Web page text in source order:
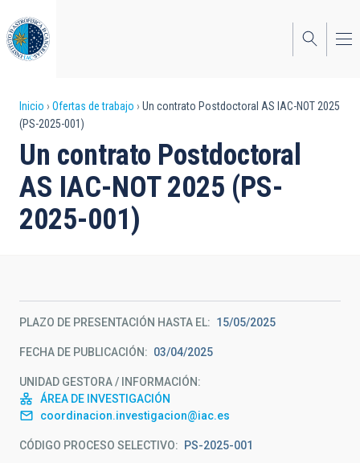
al
contenido
principal
Sobrescribir
enlaces
de
ayuda
a
Inicio Ofertas de trabajo
Un contrato Postdoctoral AS IAC-NOT 2025
(PS-2025-001)
Un contrato Postdoctoral
AS IAC-NOT 2025 (PS-
2025-001)
PLAZO DE PRESENTACIÓN HASTA EL 15/05/2025
FECHA DE PUBLICACIÓN 03/04/2025
UNIDAD GESTORA / INFORMACIÓN
ÁREA DE INVESTIGACIÓN
coordinacion.investigacion@iac.es
CÓDIGO PROCESO SELECTIVO PS-2025-001